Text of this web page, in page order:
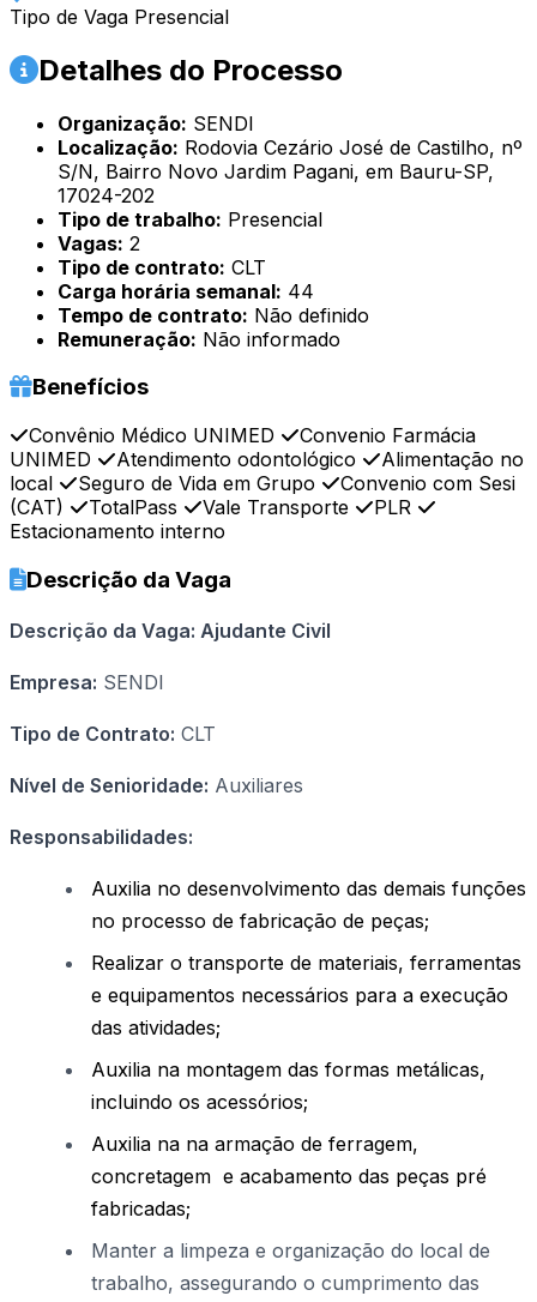
Tipo de Vaga Presencial
Detalhes do Processo
Organização: SENDI
Localização: Rodovia Cezário José de Castilho, nº
S/N, Bairro Novo Jardim Pagani, em Bauru-SP,
17024-202
Tipo de trabalho: Presencial
Vagas: 2
Tipo de contrato: CLT
Carga horária semanal: 44
Tempo de contrato: Não definido
Remuneração: Não informado
Benefícios
Convênio Médico UNIMED
Convenio Farmácia
UNIMED
Atendimento odontológico
Alimentação no
local
Seguro de Vida em Grupo
Convenio com Sesi
(CAT)
TotalPass Vale Transporte
PLR
Estacionamento interno
Descrição da Vaga
Descrição da Vaga: Ajudante Civil
Empresa: SENDI
Tipo de Contrato: CLT
Nível de Senioridade: Auxiliares
Responsabilidades:
Auxilia no desenvolvimento das demais funções
no processo de fabricação de peças;
Realizar o transporte de materiais, ferramentas
e equipamentos necessários para a execução
das atividades;
Auxilia na montagem das formas metálicas,
incluindo os acessórios;
Auxilia na na armação de ferragem,
concretagem e acabamento das peças pré
fabricadas;
Manter a limpeza e organização do local de
trabalho, assegurando o cumprimento das